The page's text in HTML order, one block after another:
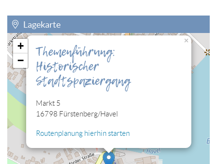
Lagekarte
Sie müssen die Cookies der Kategorie "Personalisierung"
zulassen, damit Sie die hier eingebettete Lagekarte sehen
können.
Cookies jetzt bearbeiten
Themenführung:
Historischer
Stadtspaziergang
Markt 5
16798 Fürstenberg/Havel
Routenplanung hierhin starten
×
+
−